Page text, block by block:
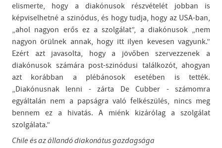
elismerte, hogy a diakónusok részvételét jobban is
képviselhetné a szinódus, és hogy tudja, hogy az USA-ban,
„ahol nagyon erős ez a szolgálat”, a diakónusok „nem
nagyon örülnek annak, hogy itt ilyen kevesen vagyunk.”
Ezért azt javasolta, hogy a jövőben szervezzenek a
diakónusok számára post-szinódusi találkozót, ahogyan
azt korábban a plébánosok esetében is tették.
„Diakónusnak lenni - zárta De Cubber - számomra
egyáltalán nem a papságra való felkészülés, nincs meg
bennem ez a hivatás. A miénk kizárólag a szolgálat
szolgálata.”
Chile és az állandó diakonátus gazdagsága